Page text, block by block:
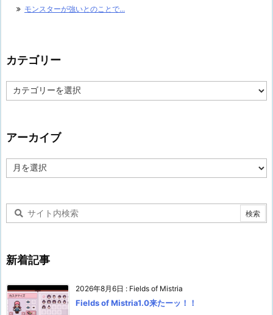
モンスターが強いとのことで...
カテゴリー
テ
ー
アーカイブ
ー
新着記事
2026年8月6日 : Fields of Mistria
Fields of Mistria1.0来たーッ！！